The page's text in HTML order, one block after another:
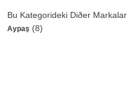
Bu Kategorideki Diðer Markalar
Aypaş (8)